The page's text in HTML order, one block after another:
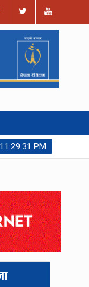
11:29:32 PM